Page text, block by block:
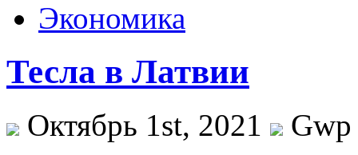
Экономика
Тесла в Латвии
Октябрь 1st, 2021
Gwp